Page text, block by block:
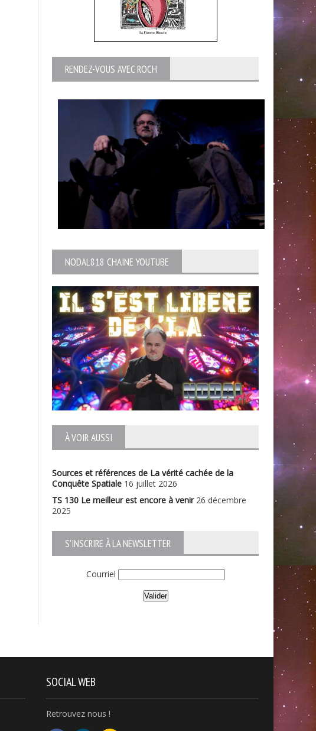
RENDEZ-VOUS AVEC ROCH
NODAL818 CHAINE YOUTUBE
À VOIR AUSSI
Sources et références de La vérité cachée de la
Conquête Spatiale 16 juillet 2026
TS 130 Le meilleur est encore à venir 26 décembre
2025
S'INSCRIRE À LA NEWSLETTER
Courriel
SOCIAL WEB
Retrouvez nous !